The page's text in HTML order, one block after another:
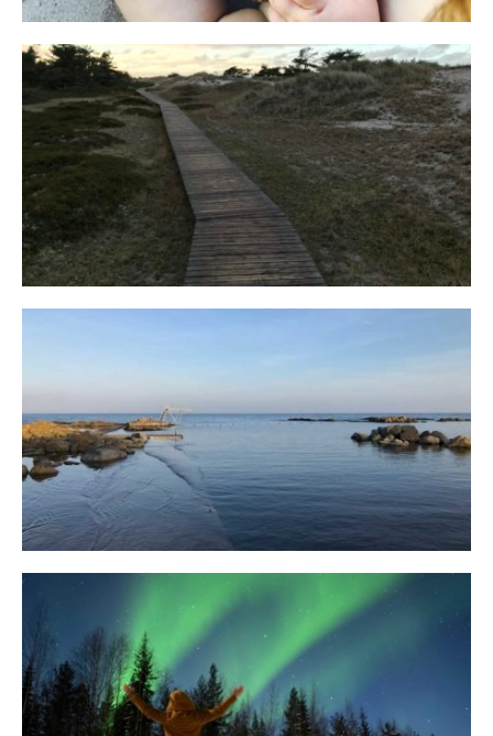
Fischland
12. FEBRUAR 2019
Bornholm
29. OKTOBER 2018
10 Tipps für eine erfolgreiche Jagd
auf Nordlichter
31. JANUAR 2018